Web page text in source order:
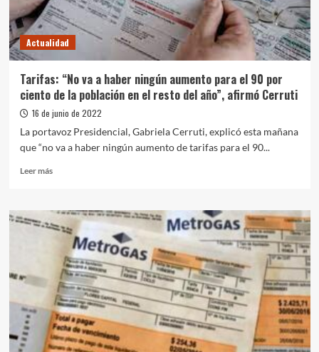
Actualidad
Tarifas: “No va a haber ningún aumento para el 90 por
ciento de la población en el resto del año”, afirmó Cerruti
16 de junio de 2022
La portavoz Presidencial, Gabriela Cerruti, explicó esta mañana
que “no va a haber ningún aumento de tarifas para el 90...
Leer másLeer
Tarifas:
“No
haber
ningún
aumento
para
el
90
por